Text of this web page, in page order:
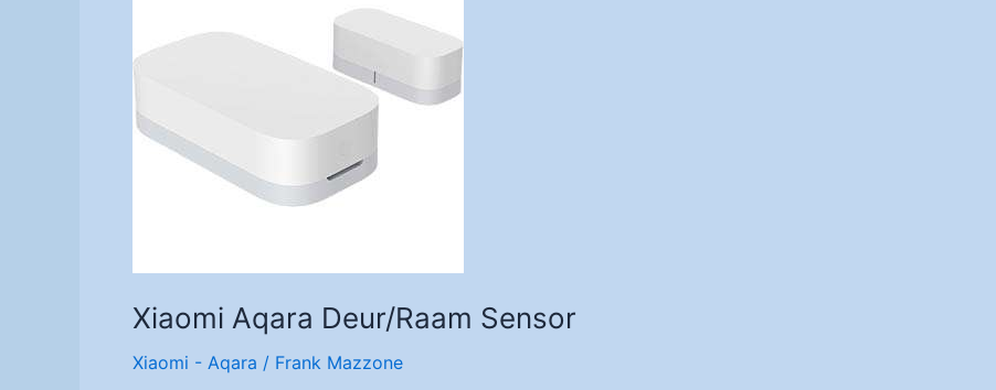
Xiaomi Aqara Deur/Raam Sensor
Xiaomi - Aqara / Frank Mazzone